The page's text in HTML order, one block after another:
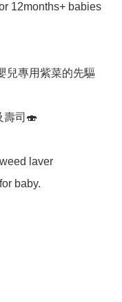
12months+ babies
兒專用紫菜的先驅
壽司🍣
laver
baby.